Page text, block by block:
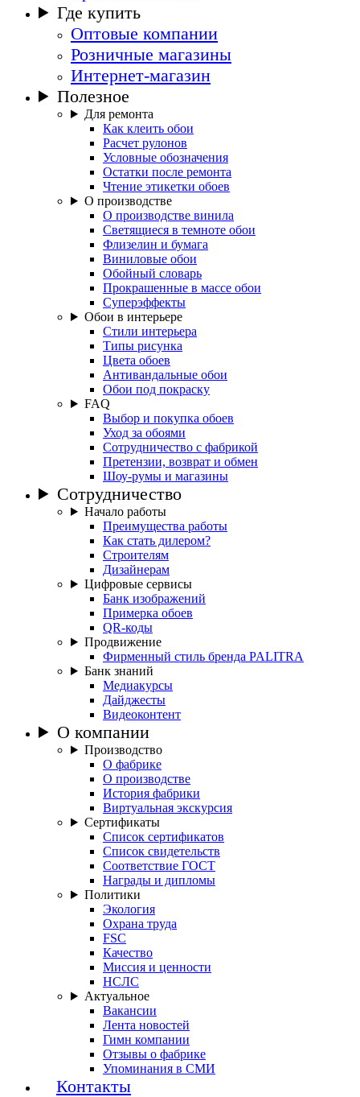
Где купить
Оптовые компании
Розничные магазины
Интернет-магазин
Полезное
Для ремонта
Как клеить обои
Расчет рулонов
Условные обозначения
Остатки после ремонта
Чтение этикетки обоев
О производстве
О производстве винила
Светящиеся в темноте обои
Флизелин и бумага
Виниловые обои
Обойный словарь
Прокрашенные в массе обои
Суперэффекты
Обои в интерьере
Стили интерьера
Типы рисунка
Цвета обоев
Антивандальные обои
Обои под покраску
FAQ
Выбор и покупка обоев
Уход за обоями
Сотрудничество с фабрикой
Претензии, возврат и обмен
Шоу-румы и магазины
Сотрудничество
Начало работы
Преимущества работы
Как стать дилером?
Строителям
Дизайнерам
Цифровые сервисы
Банк изображений
Примерка обоев
QR-коды
Продвижение
Фирменный стиль бренда PALITRA
Банк знаний
Медиакурсы
Дайджесты
Видеоконтент
О компании
Производство
О фабрике
О производстве
История фабрики
Виртуальная экскурсия
Сертификаты
Список сертификатов
Список свидетельств
Соответствие ГОСТ
Награды и дипломы
Политики
Экология
Охрана труда
FSC
Качество
Миссия и ценности
НСЛС
Актуальное
Вакансии
Лента новостей
Гимн компании
Отзывы о фабрике
Упоминания в СМИ
Контакты